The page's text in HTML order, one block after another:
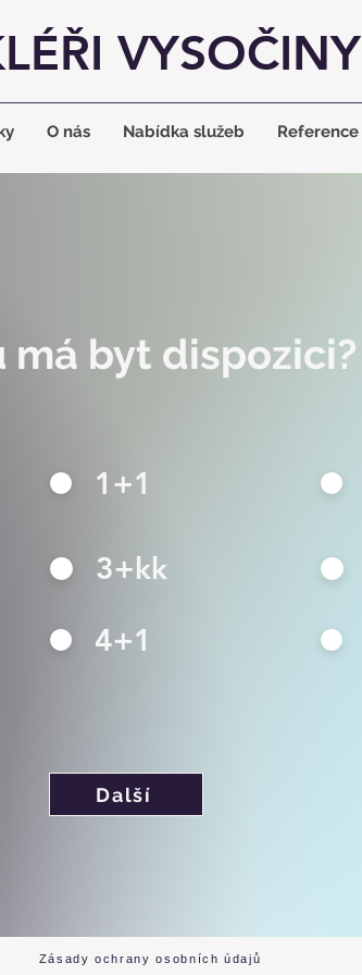
VYSOČINY
O nás Nabídka služeb Reference
má byt dispozici?
1+1
3+kk
4+1
Další
Zásady ochrany osobních údajů